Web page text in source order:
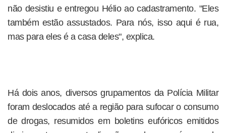
não desistiu e entregou Hélio ao cadastramento. "Eles
também estão assustados. Para nós, isso aqui é rua,
mas para eles é a casa deles", explica.
Há dois anos, diversos grupamentos da Polícia Militar
foram deslocados até a região para sufocar o consumo
de drogas, resumidos em boletins eufóricos emitidos